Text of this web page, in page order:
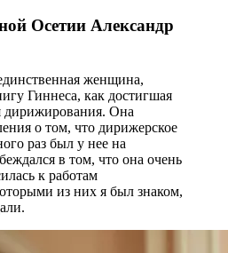
Осетии Александр
женщина,
Гиннеса, как достигшая
дирижирования. Она
о том, что дирижерское
раз был у нее на
в том, что она очень
к работам
из них я был знаком,